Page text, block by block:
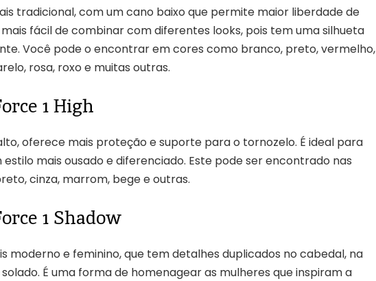
tradicional, com um cano baixo que permite maior liberdade de
fácil de combinar com diferentes looks, pois tem uma silhueta
Você pode o encontrar em cores como branco, preto, vermelho,
rosa, roxo e muitas outras.
1 High
oferece mais proteção e suporte para o tornozelo. É ideal para
estilo mais ousado e diferenciado. Este pode ser encontrado nas
cinza, marrom, bege e outras.
1 Shadow
moderno e feminino, que tem detalhes duplicados no cabedal, na
É uma forma de homenagear as mulheres que inspiram a